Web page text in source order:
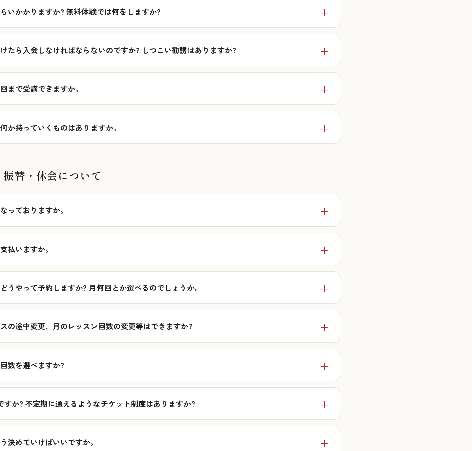
いかかりますか? 無料体験では何をしますか?
たら入会しなければならないのですか? しつこい勧誘はありますか?
まで受講できますか。
か持っていくものはありますか。
替・休会について
っておりますか。
払いますか。
うやって予約しますか? 月何回とか選べるのでしょうか。
の途中変更、月のレッスン回数の変更等はできますか?
数を選べますか?
すか? 不定期に通えるようなチケット制度はありますか?
決めていけばいいですか。